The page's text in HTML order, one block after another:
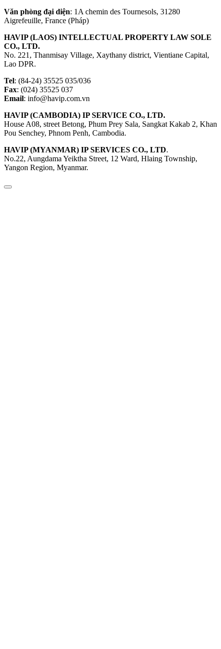
Văn phòng đại diện: 1A chemin des Tournesols, 31280
Aigrefeuille, France (Pháp)
HAVIP (LAOS) INTELLECTUAL PROPERTY LAW SOLE
CO., LTD.
No. 221, Thanmisay Village, Xaythany district, Vientiane Capital,
Lao DPR.
Tel: (84-24) 35525 035/036
Fax: (024) 35525 037
Email: info@havip.com.vn
HAVIP (CAMBODIA) IP SERVICE CO., LTD.
House A08, street Betong, Phum Prey Sala, Sangkat Kakab 2, Khan
Pou Senchey, Phnom Penh, Cambodia.
HAVIP (MYANMAR) IP SERVICES CO., LTD.
No.22, Aungdama Yeiktha Street, 12 Ward, Hlaing Township,
Yangon Region, Myanmar.